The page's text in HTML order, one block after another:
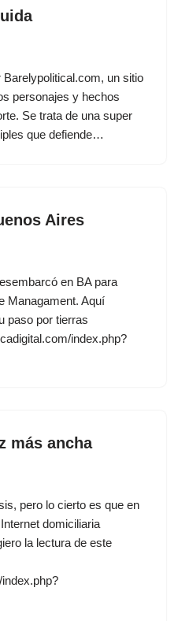
un sitio
personajes y hechos
Se trata de una super
que defiende…
Aires
en BA para
Managament. Aquí
paso por tierras
index.php?
más ancha
pero lo cierto es que en
domiciliaria
la lectura de este